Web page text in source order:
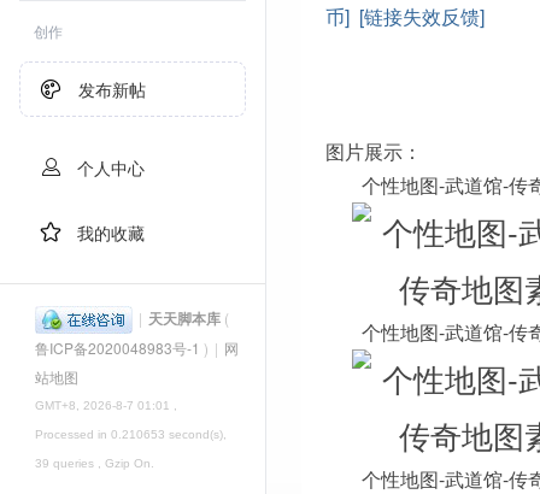
创作
发布新帖
个人中心
我的收藏
| 天天脚本库 (
鲁ICP备2020048983号-1 ) | 网
站地图
GMT+8, 2026-8-7 01:01 ,
Processed in 0.210653 second(s),
39 queries , Gzip On.
币] [链接失效反馈]
图片展示：
个性地图-武道馆-传
个性地图-武道馆-传
个性地图-武道馆-传